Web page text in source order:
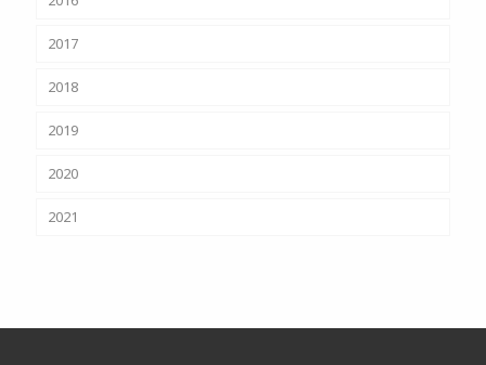
2017
2018
2019
2020
2021